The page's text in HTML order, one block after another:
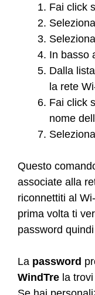
Fai click
In basso
Dalla
la rete
Fai click
nome
Questo
associate alla
riconnettiti al
prima volta ti
password
La password
WindTre la